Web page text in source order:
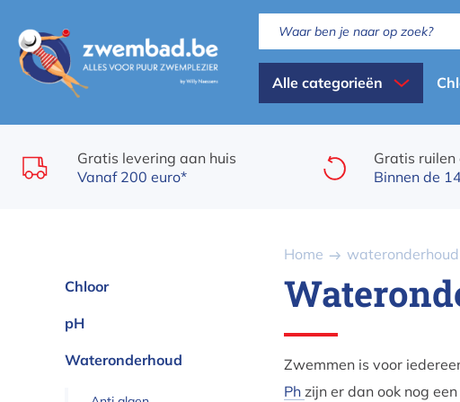
en
naar
de
Dispaly
all
categories
Alle categorieën
Gratis levering aan huis
Vanaf 200 euro*
Gratis ruilen
Binnen de
Chloor
pH
Wateronderhoud
Kruimelpad
Home wateronderhoud
Zwemmen is voor
Ph zijn er dan ook nog